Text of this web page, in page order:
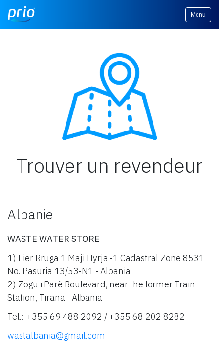
Menu
Trouver un revendeur
Albanie
WASTE WATER STORE
1) Fier Rruga 1 Maji Hyrja -1 Cadastral Zone 8531
No. Pasuria 13/53-N1 - Albania
2) Zogu i Parë Boulevard, near the former Train
Station, Tirana - Albania
Tel.: +355 69 488 2092 / +355 68 202 8282
wastalbania@gmail.com